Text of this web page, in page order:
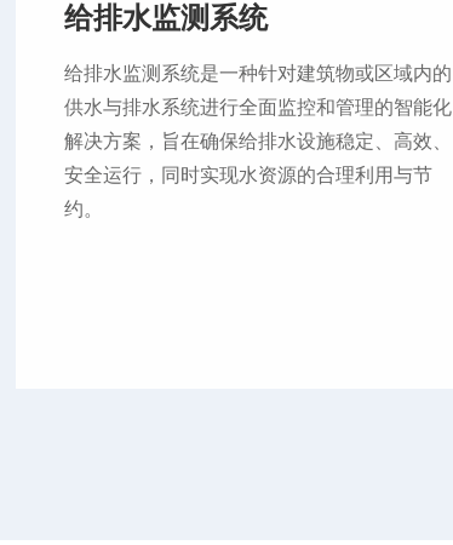
给排水监测系统
给排水监测系统是一种针对建筑物或区域内的
供水与排水系统进行全面监控和管理的智能化
解决方案，旨在确保给排水设施稳定、高效、
安全运行，同时实现水资源的合理利用与节
约。